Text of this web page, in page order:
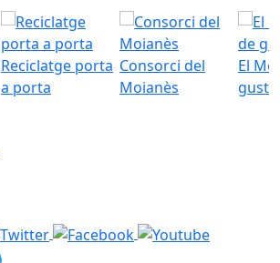
Reciclatge porta
a porta
Consorci del
Moianès
El
gust